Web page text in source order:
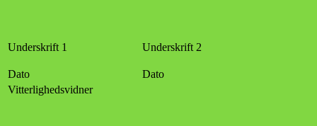
Underskrift 1 Underskrift 2
Dato
Dato
Vitterlighedsvidner